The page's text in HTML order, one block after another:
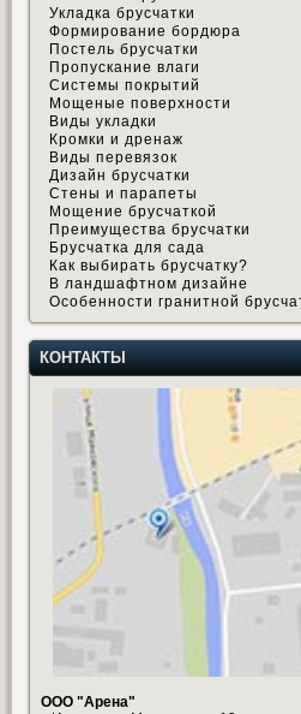
Укладка брусчатки
Формирование бордюра
Постель брусчатки
Пропускание влаги
Системы покрытий
Мощеные поверхности
Виды укладки
Кромки и дренаж
Виды перевязок
Дизайн брусчатки
Стены и парапеты
Мощение брусчаткой
Преимущества брусчатки
Брусчатка для сада
Как выбирать брусчатку?
В ландшафтном дизайне
Особенности гранитной
КОНТАКТЫ
ООО "Арена"